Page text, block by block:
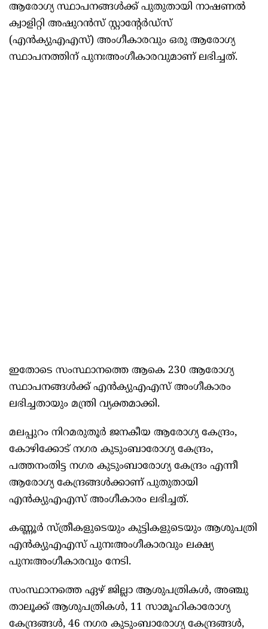
ആരോഗ്യ സ്ഥാപനങ്ങൾക്ക് പുതുതായി നാഷണൽ
ക്വാളിറ്റി അഷുറൻസ് സ്റ്റാന്റേർഡ്സ്
(എൻക്യുഎഎസ്) അംഗീകാരവും ഒരു ആരോഗ്യ
സ്ഥാപനത്തിന് പുനഃഅംഗീകാരവുമാണ് ലഭിച്ചത്.
ഇതോടെ സംസ്ഥാനത്തെ ആകെ 230 ആരോഗ്യ
സ്ഥാപനങ്ങൾക്ക് എൻക്യുഎഎസ് അംഗീകാരം
ലഭിച്ചതായും മന്ത്രി വ്യക്തമാക്കി.
മലപ്പുറം നിറമരുതൂർ ജനകീയ ആരോഗ്യ കേന്ദ്രം,
കോഴിക്കോട് നഗര കുടുംബാരോഗ്യ കേന്ദ്രം,
പത്തനംതിട്ട നഗര കുടുംബാരോഗ്യ കേന്ദ്രം എന്നീ
ആരോഗ്യ കേന്ദ്രങ്ങൾക്കാണ് പുതുതായി
എൻക്യുഎഎസ് അംഗീകാരം ലഭിച്ചത്.
കണ്ണൂർ സ്ത്രീകളുടെയും കുട്ടികളുടെയും ആശുപത്രി
എൻക്യുഎഎസ് പുനഃഅംഗീകാരവും ലക്ഷ്യ
പുനഃഅംഗീകാരവും നേടി.
സംസ്ഥാനത്തെ ഏഴ് ജില്ലാ ആശുപത്രികൾ, അഞ്ചു
താലൂക്ക് ആശുപത്രികൾ, 11 സാമൂഹികാരോഗ്യ
കേന്ദ്രങ്ങൾ, 46 നഗര കുടുംബാരോഗ്യ കേന്ദ്രങ്ങൾ,